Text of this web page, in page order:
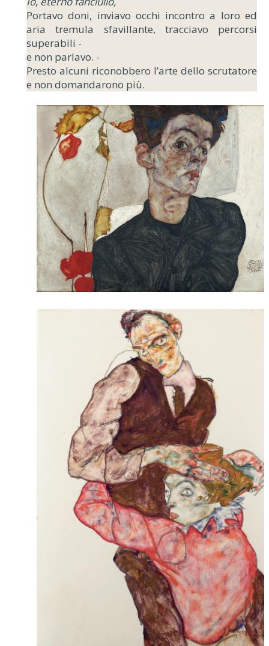
Portavo doni, inviavo occhi incontro a loro ed
aria tremula sfavillante, tracciavo percorsi
superabili -
e non parlavo. -
Presto alcuni riconobbero l’arte dello scrutatore
e non domandarono più.